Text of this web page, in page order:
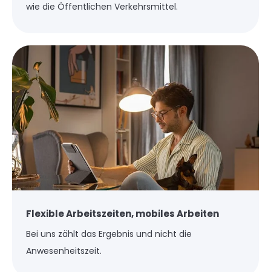
wie die Öffentlichen Verkehrsmittel.
Flexible Arbeitszeiten, mobiles Arbeiten
Bei uns zählt das Ergebnis und nicht die
Anwesenheitszeit.